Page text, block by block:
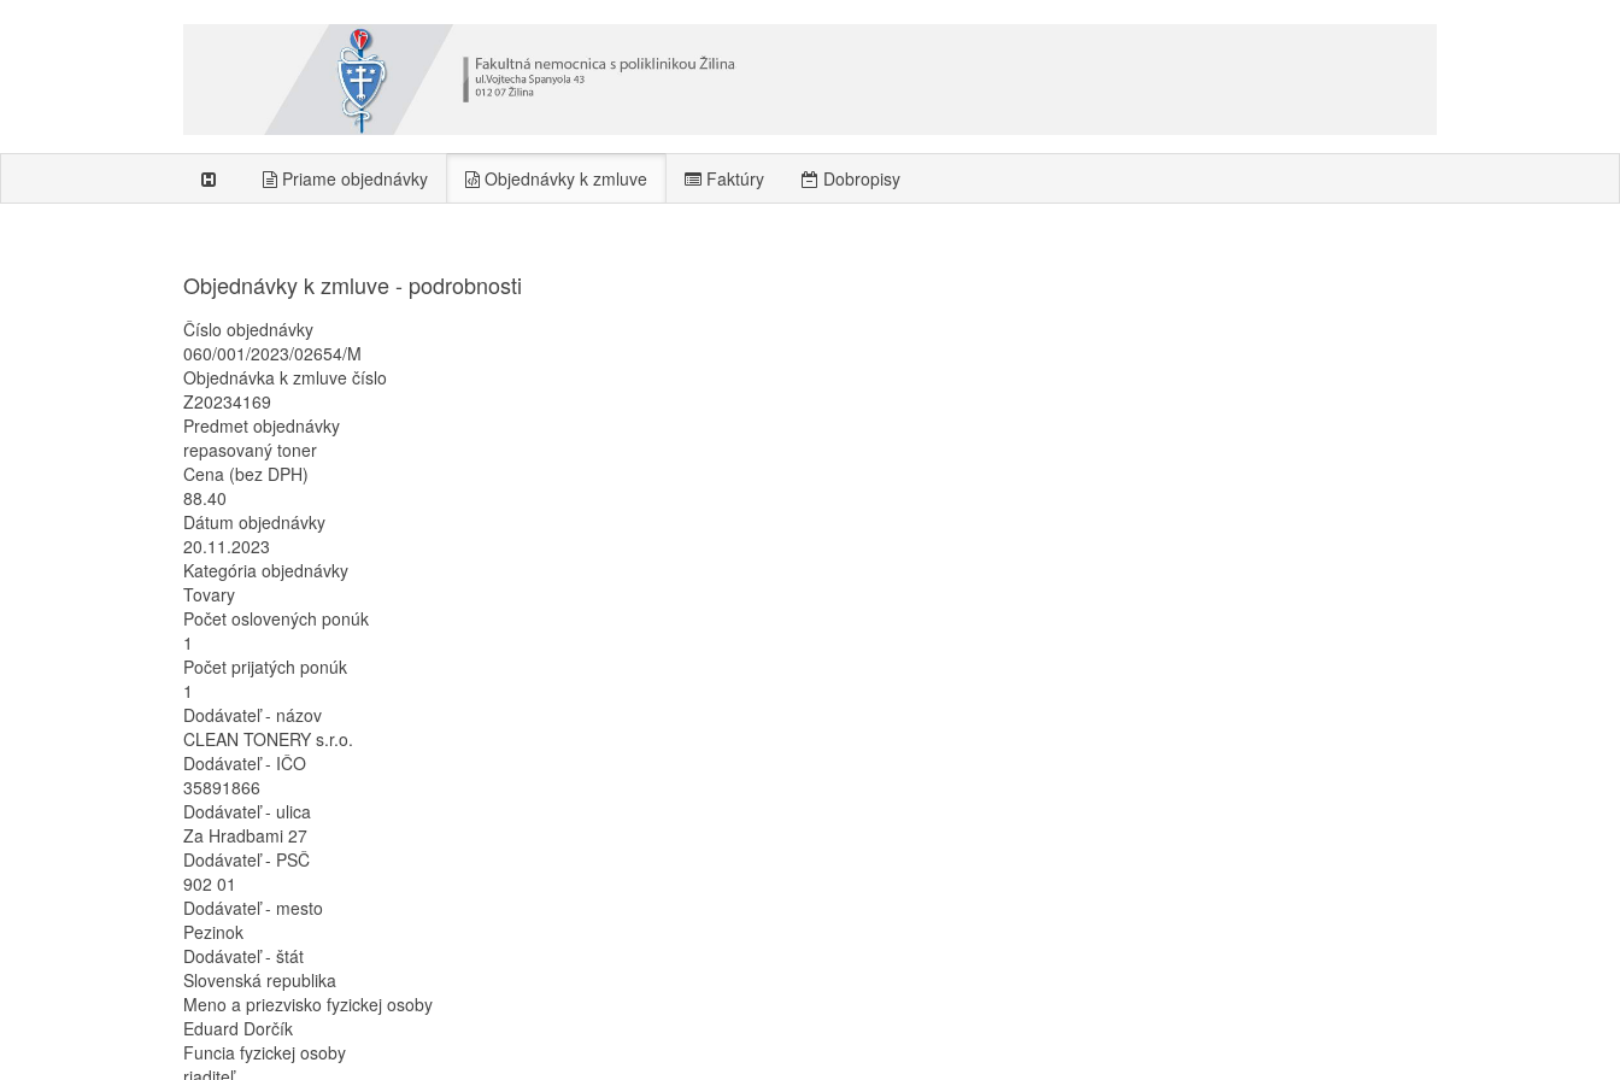
Priame objednávky Objednávky k zmluve Faktúry Dobropisy
Objednávky k zmluve - podrobnosti
Číslo objednávky
060/001/2023/02654/M
Objednávka k zmluve číslo
Z20234169
Predmet objednávky
repasovaný toner
Cena (bez DPH)
88.40
Dátum objednávky
20.11.2023
Kategória objednávky
Tovary
Počet oslovených ponúk
1
Počet prijatých ponúk
1
Dodávateľ - názov
CLEAN TONERY s.r.o.
Dodávateľ - IČO
35891866
Dodávateľ - ulica
Za Hradbami 27
Dodávateľ - PSČ
902 01
Dodávateľ - mesto
Pezinok
Dodávateľ - štát
Slovenská republika
Meno a priezvisko fyzickej osoby
Eduard Dorčík
Funcia fyzickej osoby